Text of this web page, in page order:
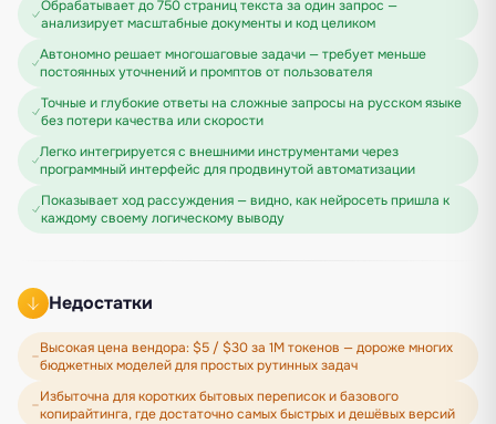
Обрабатывает до 750 страниц текста за один запрос —
анализирует масштабные документы и код целиком
Автономно решает многошаговые задачи — требует меньше
постоянных уточнений и промптов от пользователя
Точные и глубокие ответы на сложные запросы на русском языке
без потери качества или скорости
Легко интегрируется с внешними инструментами через
программный интерфейс для продвинутой автоматизации
Показывает ход рассуждения — видно, как нейросеть пришла к
каждому своему логическому выводу
Недостатки
Высокая цена вендора: $5 / $30 за 1M токенов — дороже многих
бюджетных моделей для простых рутинных задач
Избыточна для коротких бытовых переписок и базового
копирайтинга, где достаточно самых быстрых и дешёвых версий